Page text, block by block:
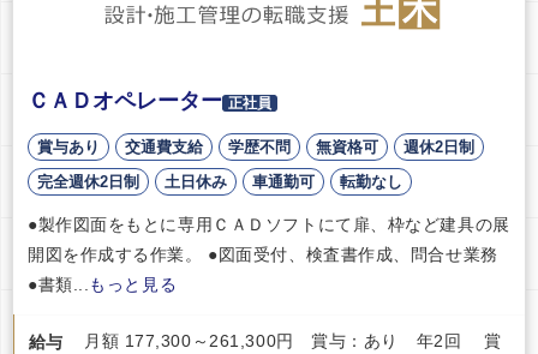
ＣＡＤオペレーター 正社員
賞与あり 交通費支給 学歴不問 無資格可
週休2日制
完全週休2日制
土日休み 車通勤可 転勤なし
●製作図面をもとに専用ＣＡＤソフトにて扉、枠など建具の展
開図を作成する作業。 ●図面受付、検査書作成、問合せ業務
●書類...もっと見る
給与
月額 177,300～261,300円 賞与：あり 年2回 賞